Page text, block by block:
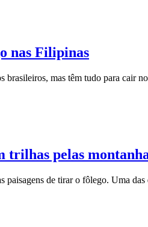
nas Filipinas
mas têm tudo para cair
trilhas pelas
de tirar o fôlego. Uma